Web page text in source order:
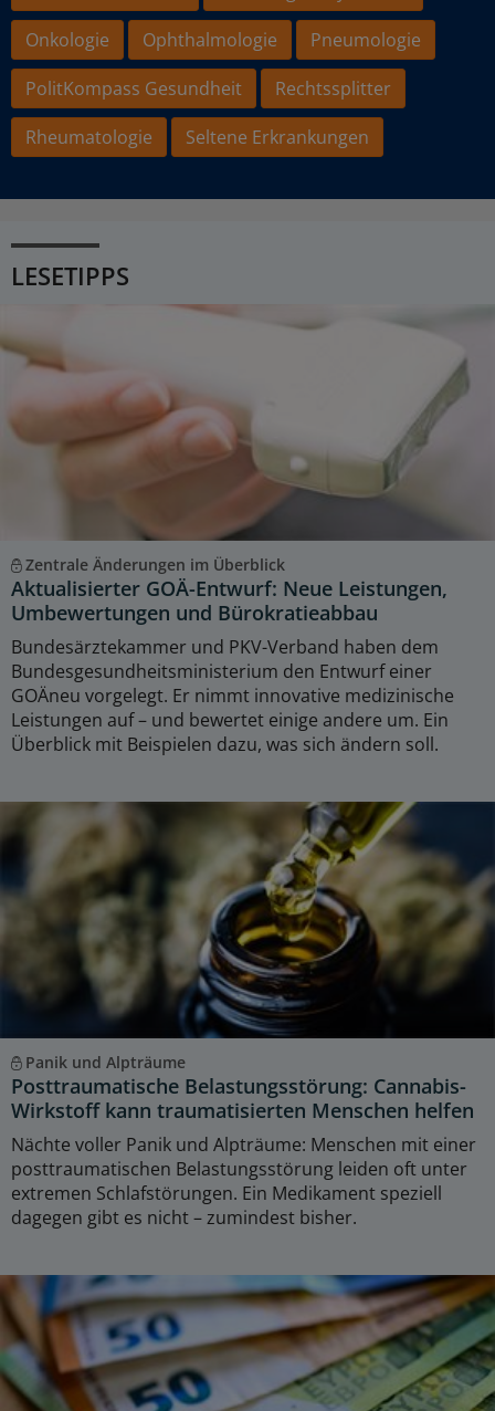
Onkologie
Ophthalmologie
Pneumologie
PolitKompass Gesundheit
Rechtssplitter
Rheumatologie
Seltene Erkrankungen
LESETIPPS
Zentrale Änderungen im Überblick
Aktualisierter GOÄ-Entwurf: Neue Leistungen,
Umbewertungen und Bürokratieabbau
Bundesärztekammer und PKV-Verband haben dem
Bundesgesundheitsministerium den Entwurf einer
GOÄneu vorgelegt. Er nimmt innovative medizinische
Leistungen auf – und bewertet einige andere um. Ein
Überblick mit Beispielen dazu, was sich ändern soll.
Panik und Alpträume
Posttraumatische Belastungsstörung: Cannabis-
Wirkstoff kann traumatisierten Menschen helfen
Nächte voller Panik und Alpträume: Menschen mit einer
posttraumatischen Belastungsstörung leiden oft unter
extremen Schlafstörungen. Ein Medikament speziell
dagegen gibt es nicht – zumindest bisher.